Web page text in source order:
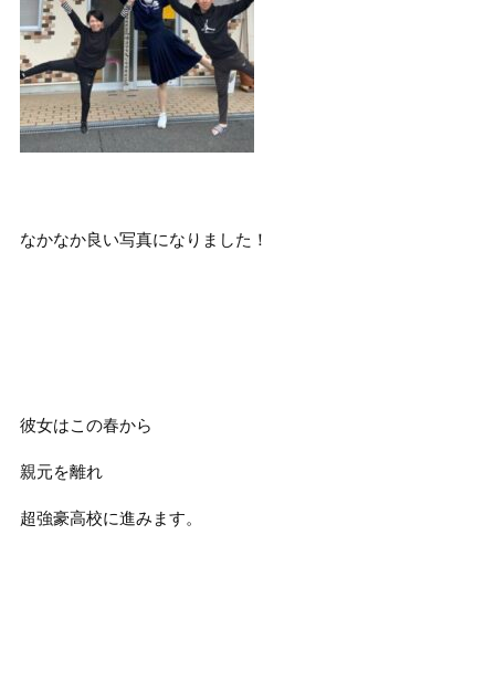
なかなか良い写真になりました！
彼女はこの春から
親元を離れ
超強豪高校に進みます。